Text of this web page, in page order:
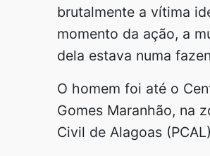
brutalmente a vítima
momento da ação, a
dela estava numa
O homem foi até o
Gomes Maranhão, na
Civil de Alagoas